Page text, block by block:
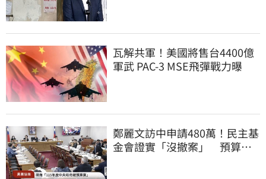
瓦解共軍！美國將售台4400億
軍武 PAC-3 MSE飛彈戰力曝
鄭麗文訪中申請480萬！民主基
金會證實「沒撤案」 預算被